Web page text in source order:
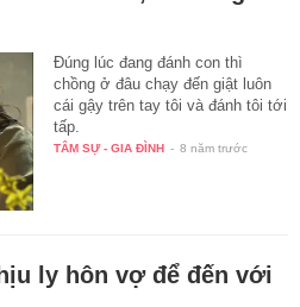
Đúng lúc đang đánh con thì
chồng ở đâu chạy đến giật luôn
cái gậy trên tay tôi và đánh tôi tới
tấp.
TÂM SỰ - GIA ĐÌNH - 8 năm trước
ly hôn vợ để đến với